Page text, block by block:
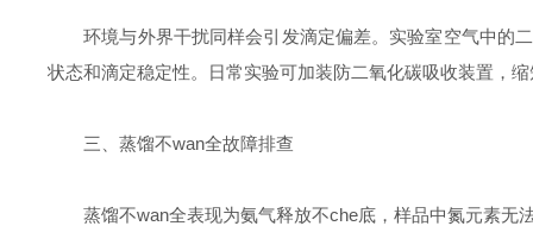
环境与外界干扰同样会引发滴定偏差。实验室空气中的二
状态和滴定稳定性。日常实验可加装防二氧化碳吸收装置，
三、蒸馏不wan全故障排查
蒸馏不wan全表现为氨气释放不che底，样品中氮元素无